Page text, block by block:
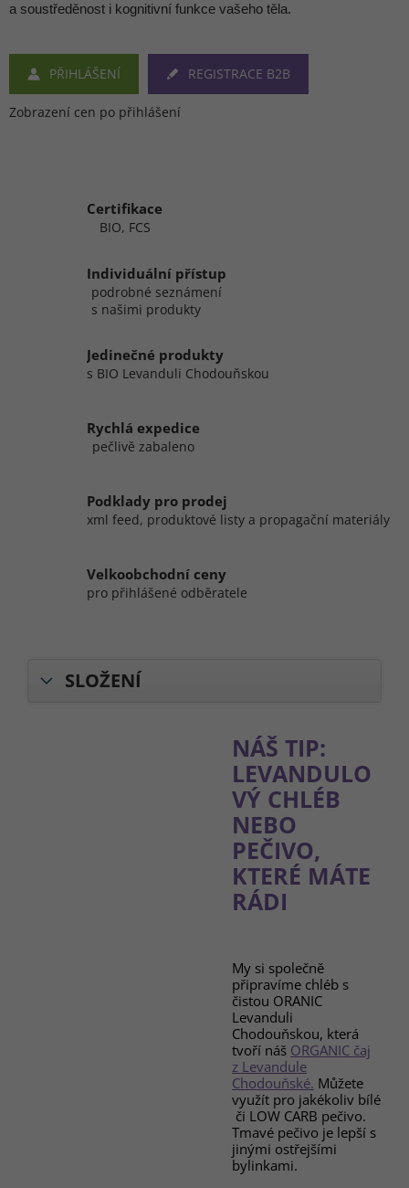
a soustředěnost i kognitivní funkce vašeho těla.
PŘIHLÁŠENÍ REGISTRACE B2B
Zobrazení cen po přihlášení
Certifikace
BIO, FCS
Individuální přístup
podrobné seznámení
s našimi produkty
Jedinečné produkty
s BIO Levanduli Chodouňskou
Rychlá expedice
pečlivě zabaleno
Podklady pro prodej
xml feed, produktové listy a propagační materiály
Velkoobchodní ceny
pro přihlášené odběratele
SLOŽENÍ
NÁŠ TIP:
LEVANDULO
VÝ CHLÉB
NEBO
PEČIVO,
KTERÉ MÁTE
RÁDI
My si společně
připravíme chléb s
čistou ORANIC
Levanduli
Chodouňskou, která
tvoří náš ORGANIC čaj
z Levandule
Chodouňské. Můžete
využít pro jakékoliv bílé
či LOW CARB pečivo.
Tmavé pečivo je lepší s
jinými ostřejšími
bylinkami.